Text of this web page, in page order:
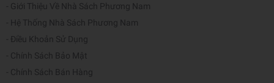
Giới Thiệu Về Nhà Sách Phương Nam
Hệ Thống Nhà Sách Phương Nam
Điều Khoản Sử Dụng
Chính Sách Bảo Mật
Chính Sách Bán Hàng